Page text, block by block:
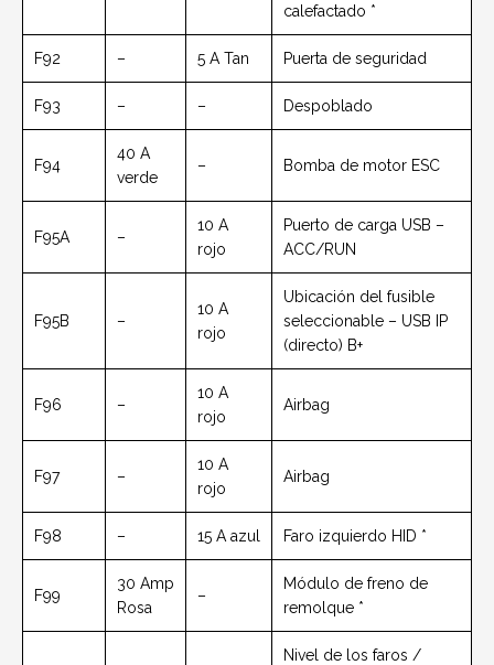
calefactado *
F92 – 5 A Tan Puerta de seguridad
F93 – – Despoblado
F94
40 A
verde
– Bomba de motor ESC
F95A –
10 A
rojo
Puerto de carga USB –
ACC/RUN
F95B –
10 A
rojo
Ubicación del fusible
seleccionable – USB IP
(directo) B+
F96 –
10 A
rojo
Airbag
F97 –
10 A
rojo
Airbag
F98 – 15 A azul Faro izquierdo HID *
F99
30 Amp
Rosa
–
Módulo de freno de
remolque *
Nivel de los faros /